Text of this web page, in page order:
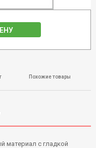
Похожие товары
материал с гладкой